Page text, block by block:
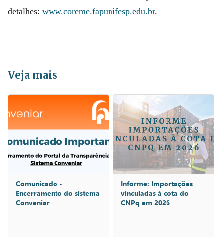
detalhes: www.coreme.fapunifesp.edu.br.
Veja mais
Comunicado -
Encerramento do sistema
Conveniar
Informe: Importações
vinculadas à cota do
CNPq em 2026